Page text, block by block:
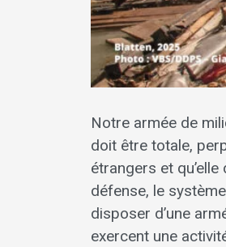
Notre armée de
doit être totale,
étrangers et
défense, le
disposer d’une
exercent une